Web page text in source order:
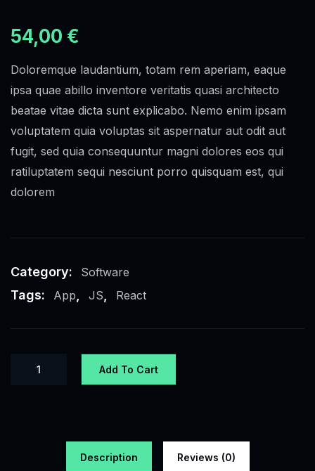
54,00 €
Doloremque laudantium, totam rem aperiam, eaque
ipsa quae abillo inventore veritatis quasi architecto
beatae vitae dicta sunt explicabo. Nemo enim ipsam
voluptatem quia voluptas sit aspernatur aut odit aut
fugit, sed quia consequuntur magni dolores eos qui
ratiluptatem sequi nesciunt porro quisquam est, qui
dolorem
Category: Software
Tags: App, JS, React
Add To Cart
Description Reviews (0)